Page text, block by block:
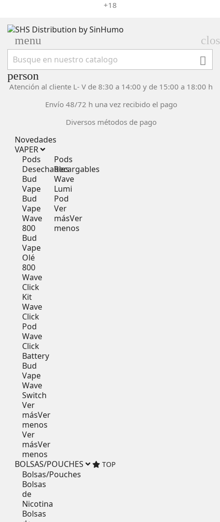
+18
menu

person
Atención al cliente L- V de 8:30 a 14:00 y de 15:00 a 18:00 h
Envío 48/72 h una vez recibido el pago
Diversos métodos de pago
Novedades
VAPER
Pods
Desechables
Bud
Vape
Bud
Vape
Wave
800
Bud
Vape
Olé
800
Wave
Click
Kit
Wave
Click
Pod
Wave
Click
Battery
Bud
Vape
Wave
Switch
Ver
másVer
menos
Ver
másVer
menos
Pods
Recargables
Wave
Lumi
Pod
Ver
másVer
menos
BOLSAS/POUCHES TOP
Bolsas/Pouches
Bolsas
de
Nicotina
Bolsas